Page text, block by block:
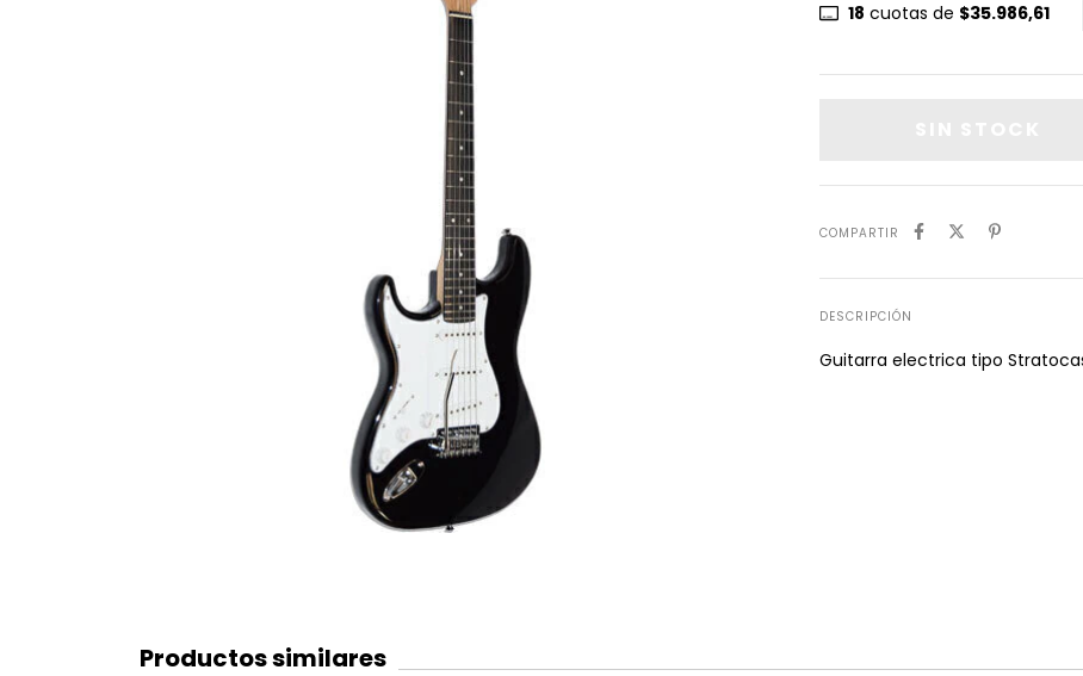
18 cuotas de $35.986,61
COMPARTIR
DESCRIPCIÓN
Guitarra electrica tipo
Productos similares